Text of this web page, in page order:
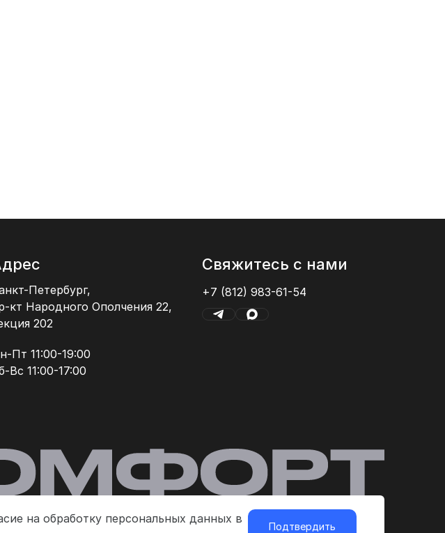
на обработку персональных данных в
Подтвердить
Петербург,
кт Народного Ополчения 22,
202
Пт 11:00-19:00
Вс 11:00-17:00
Свяжитесь с нами
+7 (812) 983-61-54